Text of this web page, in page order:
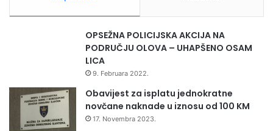
OPSEŽNA POLICIJSKA AKCIJA NA
PODRUČJU OLOVA – UHAPŠENO OSAM
LICA
9. Februara 2022.
Obavijest za isplatu jednokratne
novčane naknade u iznosu od 100 KM
17. Novembra 2023.